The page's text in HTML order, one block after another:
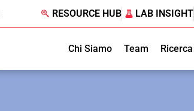
RESOURCE HUB LAB INSIGHT
Chi Siamo Team Ricerca